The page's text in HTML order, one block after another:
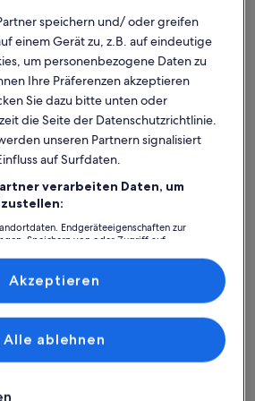
Walchensee mit Seeblick,
Walchensee mit
& Schwimmbad.
· 1 Badezimmer
Weitere
mit
house at the foot of the Brauneck,
Weitere
speichern und/ oder greifen
einem Gerät zu, z.B. auf eindeutige
um personenbezogene Daten zu
Ihre Präferenzen akzeptieren
Sie dazu bitte unten oder
die Seite der Datenschutzrichtlinie.
unseren Partnern signalisiert
auf Surfdaten.
verarbeiten Daten, um
Endgeräteeigenschaften zur
Speichern von oder Zugriff auf
und der Performance von Inhalten,
Entwicklung und Verbesserung von
Alle ablehnen
Akzeptieren